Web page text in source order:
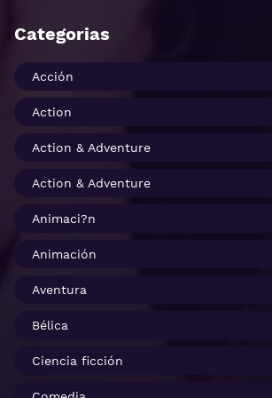
Categorias
Acción
Action
Action & Adventure
Action & Adventure
Animaci?n
Animación
Aventura
Bélica
Ciencia ficción